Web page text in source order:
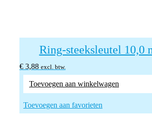
Ring-steeksleutel 10,0
€ 3,88 excl. btw.
Toevoegen aan winkelwagen
Toevoegen aan favorieten